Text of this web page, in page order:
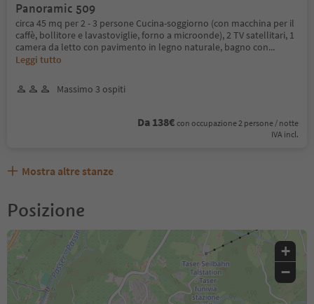
Panoramic 509
circa 45 mq per 2 - 3 persone Cucina-soggiorno (con macchina per il
caffè, bollitore e lavastoviglie, forno a microonde), 2 TV satellitari, 1
camera da letto con pavimento in legno naturale, bagno con...
Leggi tutto
Massimo 3 ospiti
Da 138€ con occupazione 2 persone / notte
IVA incl.
Mostra altre stanze
Posizione
+
−